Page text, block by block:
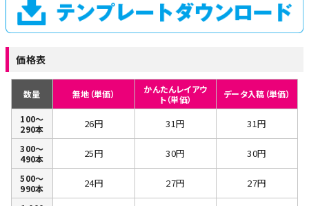
価格表
数量 無地（単価）
かんたんレイアウ
ト（単価）
データ入稿（単価）
100～
290本
26円 31円 31円
300～
490本
25円 30円 30円
500～
990本
24円 27円 27円